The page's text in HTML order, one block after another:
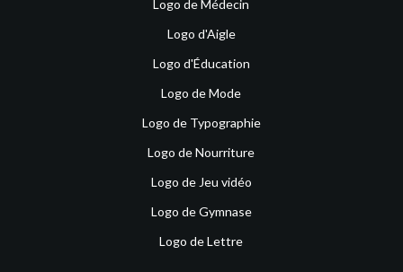
Logo de Médecin
Logo d'Aigle
Logo d'Éducation
Logo de Mode
Logo de Typographie
Logo de Nourriture
Logo de Jeu vidéo
Logo de Gymnase
Logo de Lettre